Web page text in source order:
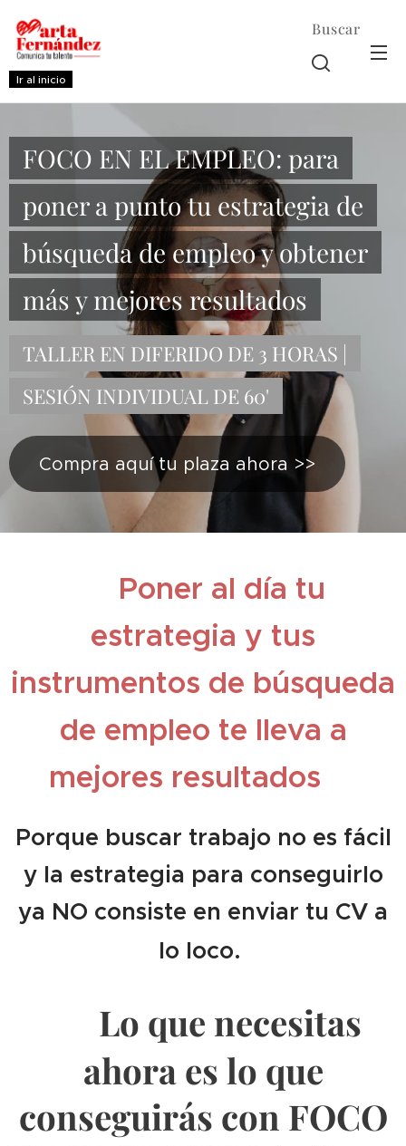
Ir al inicio
Buscar
FOCO EN EL EMPLEO: para
poner a punto tu estrategia de
búsqueda de empleo y obtener
más y mejores resultados
TALLER EN DIFERIDO DE 3 HORAS |
SESIÓN INDIVIDUAL DE 60'
Compra aquí tu plaza ahora >>
👉Poner al día tu
estrategia y tus
instrumentos de búsqueda
de empleo te lleva a
mejores resultados👈
Porque buscar trabajo no es fácil
y la estrategia para conseguirlo
ya NO consiste en enviar tu CV a
lo loco.
Lo que necesitas
ahora es lo que
conseguirás con FOCO